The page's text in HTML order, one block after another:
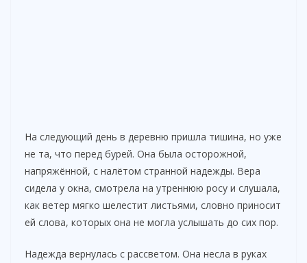
На следующий день в деревню пришла тишина, но уже
не та, что перед бурей. Она была осторожной,
напряжённой, с налётом странной надежды. Вера
сидела у окна, смотрела на утреннюю росу и слушала,
как ветер мягко шелестит листьями, словно приносит
ей слова, которых она не могла услышать до сих пор.
Надежда вернулась с рассветом. Она несла в руках